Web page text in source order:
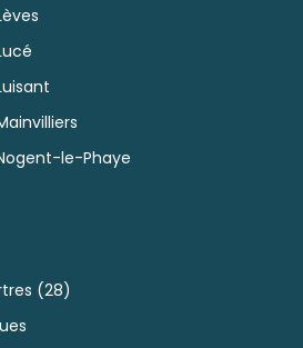
le-Phaye
(28)